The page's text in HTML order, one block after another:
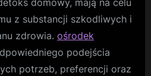
z substancji szkodliwych i
zdrowia. ośrodek
podejścia
potrzeb, preferencji oraz